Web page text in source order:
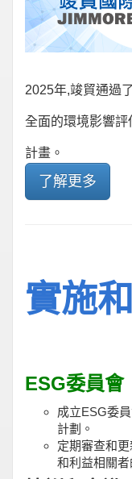
2025年,竣貿通過了
全面的環境影響
計畫。
了解更多
實施
ESG委員會
成立ESG委
計劃。
定期審查和
和利益相關者